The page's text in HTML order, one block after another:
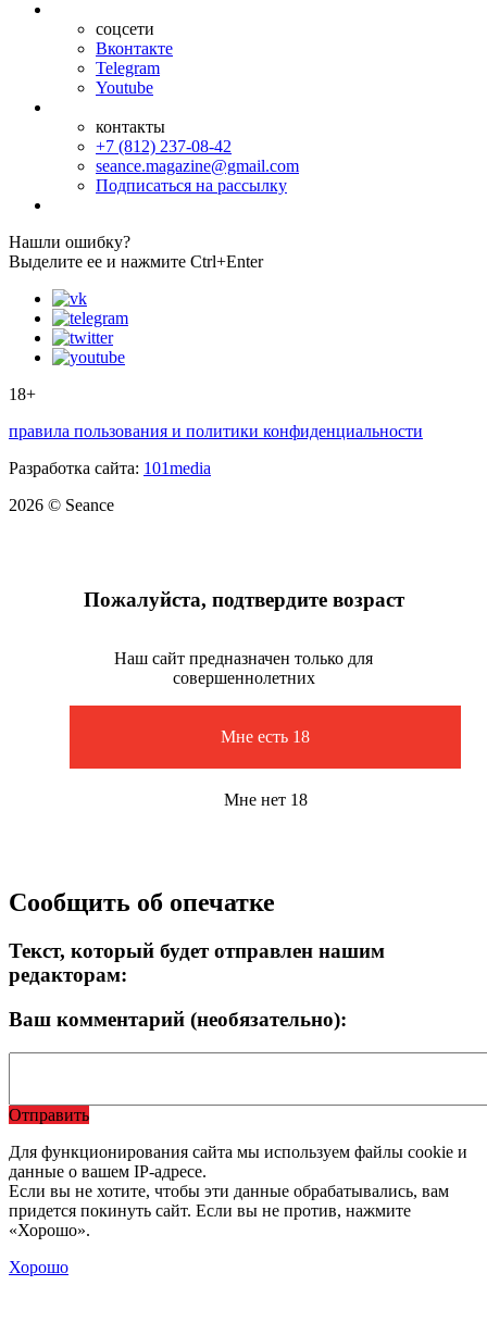
соцсети
Вконтакте
Telegram
Youtube
контакты
+7 (812) 237-08-42
seance.magazine@gmail.com
Подписаться на рассылку
Нашли ошибку?
Выделите ее и нажмите Ctrl+Enter
18+
правила пользования и политики конфиденциальности
Разработка сайта: 101media
2026 © Seance
Пожалуйста, подтвердите возраст
Наш сайт предназначен только для
совершеннолетних
Мне есть 18
Мне нет 18
Сообщить об опечатке
Текст, который будет отправлен нашим
редакторам:
Ваш комментарий (необязательно):
Отправить
Для функционирования сайта мы используем файлы cookie и
данные о вашем IP-адресе.
Если вы не хотите, чтобы эти данные обрабатывались, вам
придется покинуть сайт. Если вы не против, нажмите
«Хорошо».
Хорошо